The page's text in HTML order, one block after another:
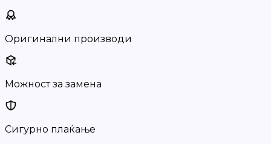
Оригинални производи
Можност за замена
Сигурно плаќање